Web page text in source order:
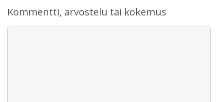
Kommentti, arvostelu tai kokemus